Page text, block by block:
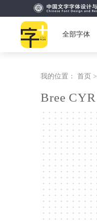
全部字体
我的位置： 首页 >
Bree CYR